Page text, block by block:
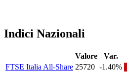
Indici Nazionali
Valore
Var.
FTSE Italia All-Share 25720 -1.40%